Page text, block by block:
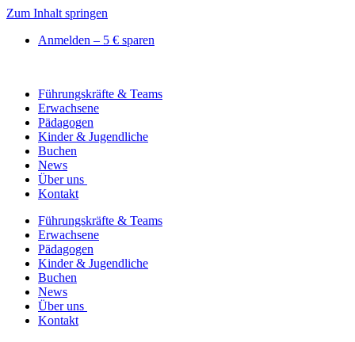
Zum Inhalt springen
Anmelden – 5 € sparen
Führungskräfte & Teams
Erwachsene
Pädagogen
Kinder & Jugendliche
Buchen
News
Über uns
Kontakt
Führungskräfte & Teams
Erwachsene
Pädagogen
Kinder & Jugendliche
Buchen
News
Über uns
Kontakt